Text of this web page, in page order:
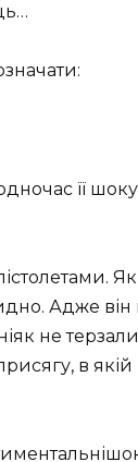
її
Адже він
не
в якій